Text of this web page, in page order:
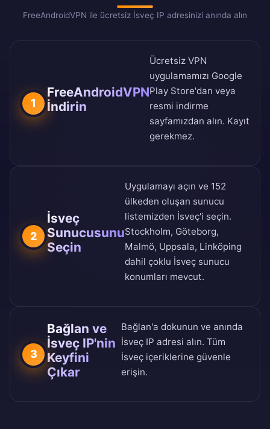
FreeAndroidVPN ile ücretsiz İsveç IP adresinizi anında alın
1
FreeAndroidVPN
İndirin
Ücretsiz VPN
uygulamamızı Google
Play Store'dan veya
resmi indirme
sayfamızdan alın. Kayıt
gerekmez.
2
İsveç
Sunucusunu
Seçin
Uygulamayı açın ve 152
ülkeden oluşan sunucu
listemizden İsveç'i seçin.
Stockholm, Göteborg,
Malmö, Uppsala, Linköping
dahil çoklu İsveç sunucu
konumları mevcut.
3
Bağlan ve
İsveç IP'nin
Keyfini
Çıkar
Bağlan'a dokunun ve anında
İsveç IP adresi alın. Tüm
İsveç içeriklerine güvenle
erişin.